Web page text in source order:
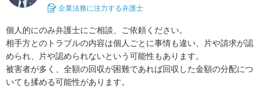
企業法務に注力する弁護士
個人的にのみ弁護士にご相談、ご依頼ください。
相手方とのトラブルの内容は個人ごとに事情も違い、片や請求が認
められ、片や認められないという可能性もあります。
被害者が多く、全額の回収が困難であれば回収した金額の分配につ
いても揉める可能性があります。